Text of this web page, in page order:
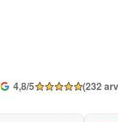
4,8/5 (232